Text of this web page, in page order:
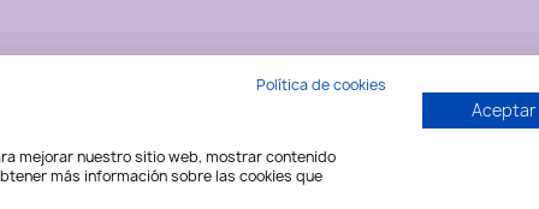
Política de cookies
mejorar nuestro sitio web, mostrar contenido
más información sobre las cookies que